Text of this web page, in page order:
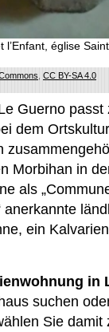
l’Enfant, église
CC BY-SA 4.0
Guerno passt
dem
Morbihan in
als
anerkannte
ein
in
suchen
Sie damit